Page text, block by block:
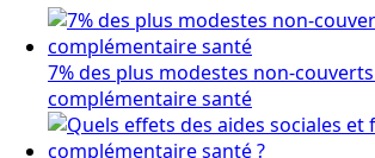
7% des plus modestes non-
complémentaire santé